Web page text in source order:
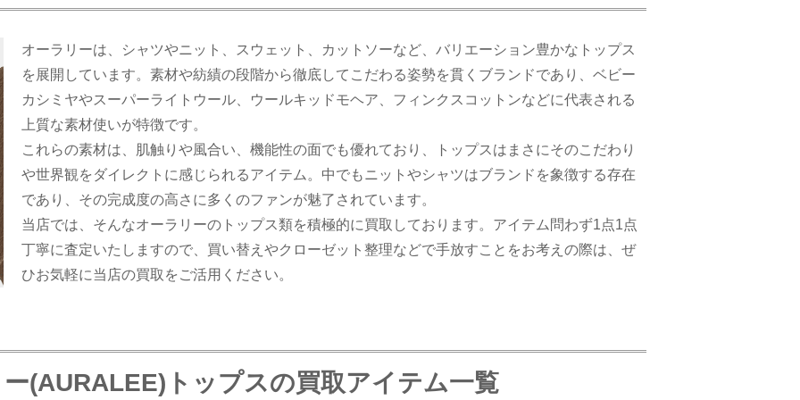
オーラリーは、シャツやニット、スウェット、カットソーなど、バリエーション豊かなトップス
を展開しています。素材や紡績の段階から徹底してこだわる姿勢を貫くブランドであり、ベビー
カシミヤやスーパーライトウール、ウールキッドモヘア、フィンクスコットンなどに代表される
上質な素材使いが特徴です。
これらの素材は、肌触りや風合い、機能性の面でも優れており、トップスはまさにそのこだわり
や世界観をダイレクトに感じられるアイテム。中でもニットやシャツはブランドを象徴する存在
であり、その完成度の高さに多くのファンが魅了されています。
当店では、そんなオーラリーのトップス類を積極的に買取しております。アイテム問わず1点1点
丁寧に査定いたしますので、買い替えやクローゼット整理などで手放すことをお考えの際は、ぜ
ひお気軽に当店の買取をご活用ください。
(AURALEE)トップスの買取アイテム一覧